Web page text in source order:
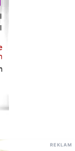
REKLAM